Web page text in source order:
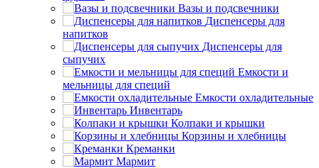
Вазы и подсвечники
Диспенсеры для
напитков
Диспенсеры для
сыпучих
Емкости и
мельницы для специй
Емкости охладительные
Инвентарь
Колпаки и крышки
Корзины и хлебницы
Креманки
Мармит